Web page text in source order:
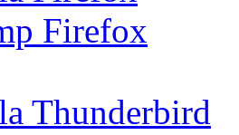
Firefox
Thunderbird